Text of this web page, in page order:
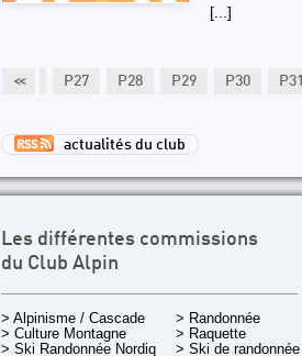
[...]
<<
P26 P27 P28 P29 P30 P31
actualités du club
Les différentes commissions
du Club Alpin
> Alpinisme / Cascade
> Culture Montagne
> Ski Randonnée Nordique
> Randonnée
> Raquette
> Ski de randonnée